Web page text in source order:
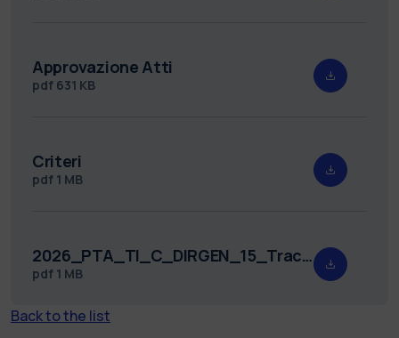
Approvazione Atti
pdf 631 KB
Criteri
pdf 1 MB
2026_PTA_TI_C_DIRGEN_15_Tracce.pdf
pdf 1 MB
Back to the list